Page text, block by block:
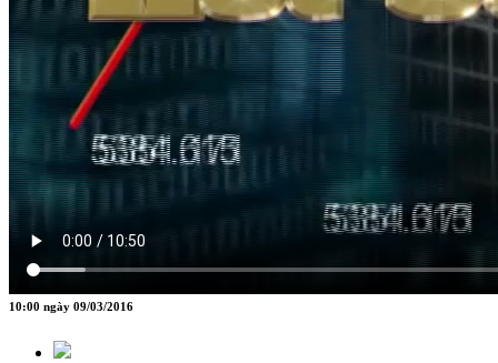
HOT STOCK
Nguồn: SCTV8 - VITV
10:00 ngày 09/03/2016